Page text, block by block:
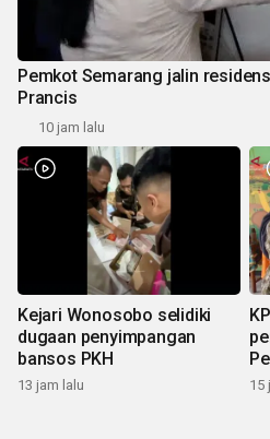
Pemkot Semarang jalin
Prancis
10 jam lalu
Kejari Wonosobo selidiki
dugaan penyimpangan
bansos PKH
13 jam lalu 15